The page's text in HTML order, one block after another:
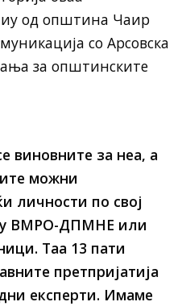
од општина Чаир
со Арсовска
за општинските
за неа, а
можни
личности по свој
ВМРО-ДПМНЕ или
Таа 13 пати
претпријатија
експерти. Имаме